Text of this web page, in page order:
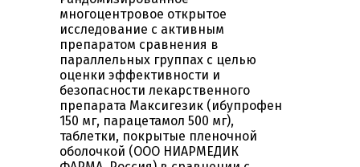
многоцентровое открытое
исследование с активным
препаратом сравнения в
параллельных группах с целью
оценки эффективности и
безопасности лекарственного
препарата Максигезик (ибупрофен
150 мг, парацетамол 500 мг),
таблетки, покрытые пленочной
оболочкой (ООО НИАРМЕДИК